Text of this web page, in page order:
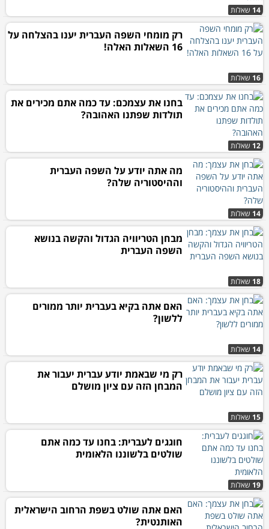
14 שאלות
16 שאלות
רק מומחי השפה העברית יענו בהצלחה על
16 השאלות האלה!
12 שאלות
בחנו את עצמכם: עד כמה אתם מכירים את
תולדות שפתנו האהובה?
14 שאלות
מה אתה יודע על השפה העברית
וההיסטוריה שלה?
18 שאלות
מבחן הטריוויה הגדול והקשה בנושא
השפה העברית
14 שאלות
האם אתה בקיא בעברית יותר ממורים
ללשון?
15 שאלות
רק מי שבאמת יודע עברית יעבור את
המבחן הזה עם ציון מושלם
19 שאלות
חוגגים לעברית: בחנו עד כמה אתם
שולטים בלשוננו הלאומית
האם אתה שולט בשפת הרחוב הישראלית
האותנטית?